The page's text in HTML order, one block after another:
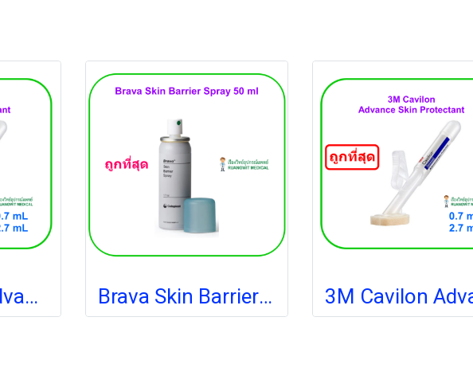
3M Cavilon Advance Skin Protectant 0.7 ml (5051G) ฟิล์มเหลวเคลือบผิวหนังและพื้นแผล (1 อัน) Brava Skin Barrier Spray 50 ml [Coloplast] สเปรย์เคลือบปกป้องผิว